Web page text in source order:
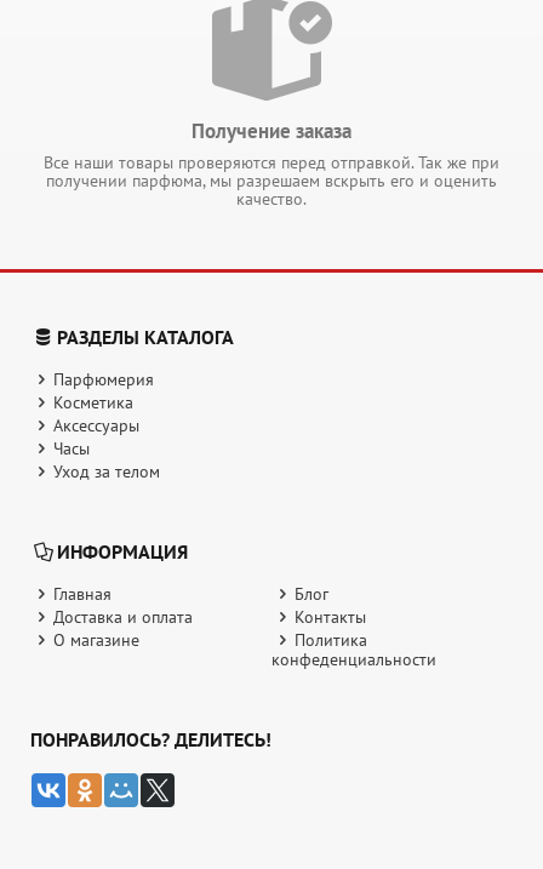
Получение заказа
Все наши товары проверяются перед отправкой. Так же при
получении парфюма, мы разрешаем вскрыть его и оценить
качество.
РАЗДЕЛЫ КАТАЛОГА
Парфюмерия
Косметика
Аксессуары
Часы
Уход за телом
ИНФОРМАЦИЯ
Главная
Блог
Доставка и оплата
Контакты
О магазине
Политика
конфеденциальности
ПОНРАВИЛОСЬ? ДЕЛИТЕСЬ!